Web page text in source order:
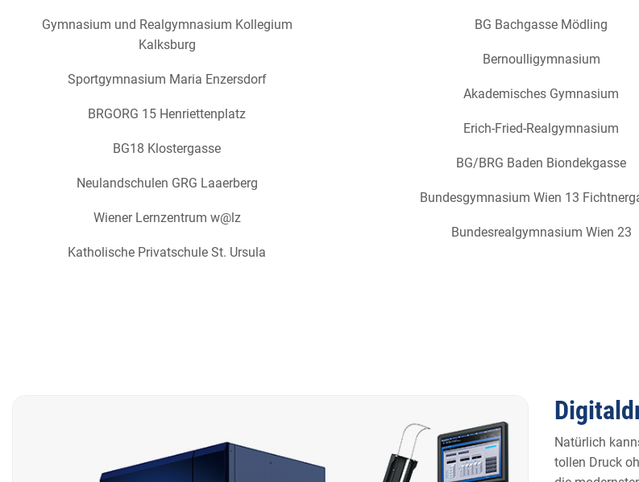
Gymnasium und Realgymnasium Kollegium
Kalksburg
Sportgymnasium Maria Enzersdorf
BRGORG 15 Henriettenplatz
BG18 Klostergasse
Neulandschulen GRG Laaerberg
Wiener Lernzentrum w@lz
Katholische Privatschule St. Ursula
BG Bachgasse Mödling
Bernoulligymnasium
Akademisches Gymnasium
Erich-Fried-Realgymnasium
BG/BRG Baden Biondekgasse
Bundesgymnasium Wien 13
Bundesrealgymnasium Wien 23
Natürlich
tollen Druck